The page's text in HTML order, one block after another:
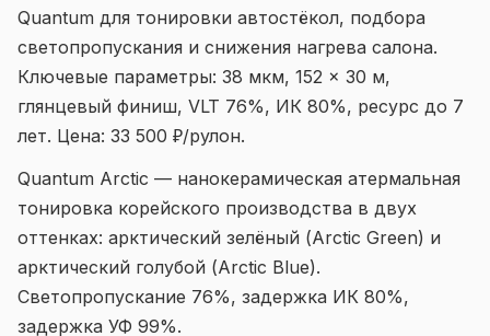
Quantum для тонировки автостёкол, подбора
светопропускания и снижения нагрева салона.
Ключевые параметры: 38 мкм, 152 × 30 м,
глянцевый финиш, VLT 76%, ИК 80%, ресурс до 7
лет. Цена: 33 500 ₽/рулон.
Quantum Arctic — нанокерамическая атермальная
тонировка корейского производства в двух
оттенках: арктический зелёный (Arctic Green) и
арктический голубой (Arctic Blue).
Светопропускание 76%, задержка ИК 80%,
задержка УФ 99%.